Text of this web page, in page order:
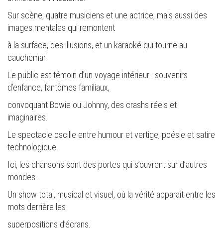
Sur scène, quatre musiciens et une actrice, mais aussi des
images mentales qui remontent
à la surface, des illusions, et un karaoké qui tourne au
cauchemar.
Le public est témoin d’un voyage intérieur : souvenirs
d’enfance, fantômes familiaux,
convoquant Bowie ou Johnny, des crashs réels et
imaginaires.
Le spectacle oscille entre humour et vertige, poésie et satire
technologique.
Ici, les chansons sont des portes qui s’ouvrent sur d’autres
mondes.
Un show total, musical et visuel, où la vérité apparaît entre les
mots derrière les
superpositions d’écrans.